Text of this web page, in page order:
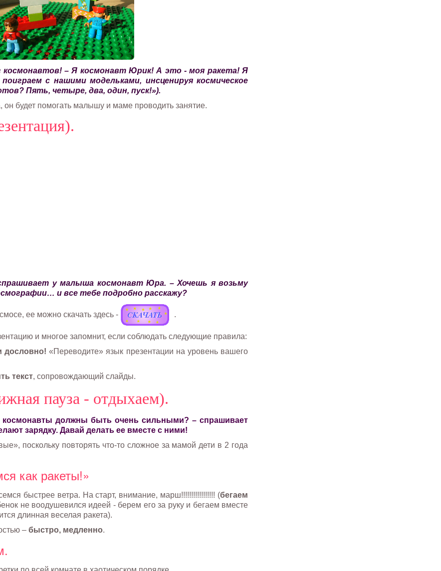
космонавтов! – Я космонавт Юрик! А это - моя ракета! Я
с нашими модельками, инсценируя космическое
Пять, четыре, два, один, пуск!»).
будет помогать малышу и маме проводить занятие.
у малыша космонавт Юра. – Хочешь я возьму
и все тебе подробно расскажу?
ее можно скачать здесь - .
и многое запомнит, если соблюдать следующие правила:
дословно! «Переводите» язык презентации на уровень вашего
текст, сопровождающий слайды.
пауза - отдыхаем).
космонавты должны быть очень сильными? – спрашивает
зарядку. Давай делать ее вместе с ними!
поскольку повторять что-то сложное за мамой дети в 2 года
как ракеты!»
быстрее ветра. На старт, внимание, марш!!!!!!!!!!!!!!!!! (бегаем
не воодушевился идеей - берем его за руку и бегаем вместе
длинная веселая ракета).
– быстро, медленно.